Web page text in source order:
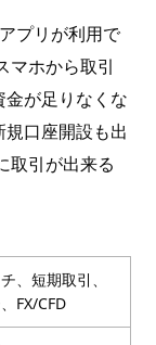
プリが利用で
マホから取引
が足りなくな
口座開設も出
取引が出来る
、短期取引、
FX/CFD